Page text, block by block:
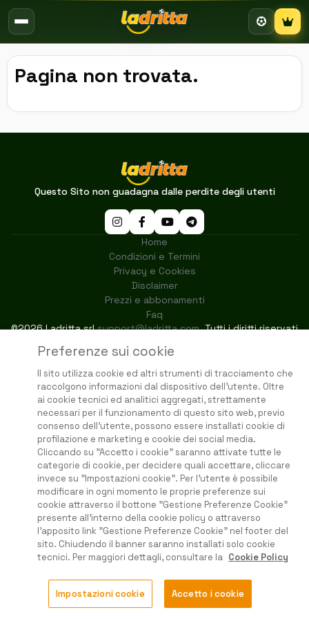
Preferenze sui cookie
Il sito utilizza cookie ed altri strumenti di tracciamento che
raccolgono informazioni dal dispositivo dell'utente. Oltre
ai cookie tecnici ed analitici aggregati, strettamente
necessari per il funzionamento di questo sito web, previo
consenso dell'utente, possono essere installati cookie di
profilazione e marketing e cookie dei social media.
Cliccando su "Accetto i cookie" saranno attivate tutte le
categorie di cookie, per decidere quali accettare, cliccare
invece su "Impostazioni cookie". Per l'utente è possibile
modificare in ogni momento le proprie preferenze sui
cookie attraverso il bottone "Gestione Preferenze Cookie"
presente all'interno della cookie policy o attraverso
l'apposito link "Gestione Preferenze Cookie" nel footer del
sito. Chiudendo il banner saranno installati solo cookie
tecnici. Per maggiori dettagli, consultare la Cookie Policy
Impostazioni cookie Accetto i cookie
Pagina non trovata.
Questo Sito non guadagna dalle perdite degli utenti
Home
Condizioni e Termini
Privacy e Cookies
Disclaimer
Prezzi e abbonamenti
Faq
©2026 Ladritta srlsupport@ladritta.com. Tutti i diritti riservati